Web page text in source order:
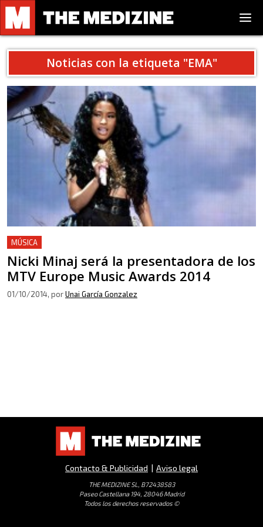
Noticias con la etiqueta "EMA"
MÚSICA
Nicki Minaj será la presentadora de los
MTV Europe Music Awards 2014
01/10/2014, porUnai García Gonzalez
Contacto & Publicidad | Aviso legal
THE MEDIZINE SL, B72438583
Paseo Castellana 194, 28046 Madrid
Todos los derechos reservados ©